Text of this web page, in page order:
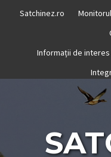
Satchinez.ro
Informații de